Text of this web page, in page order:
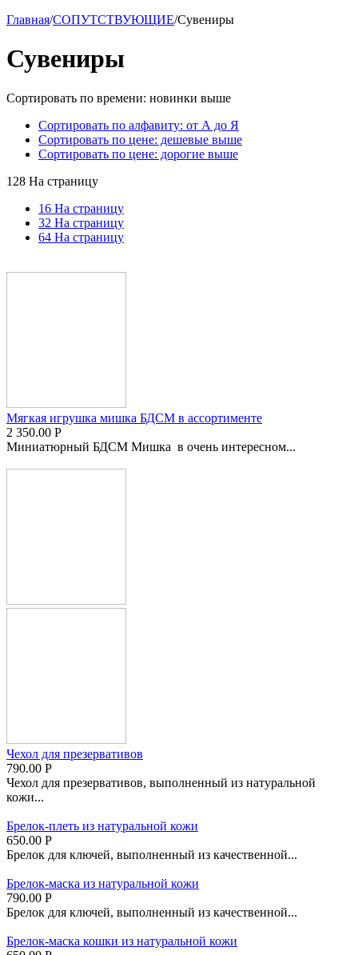
Главная/СОПУТСТВУЮЩИЕ/Сувениры
Сувениры
Сортировать по времени: новинки выше
Сортировать по алфавиту: от А до Я
Сортировать по цене: дешевые выше
Сортировать по цене: дорогие выше
128 На страницу
16 На страницу
32 На страницу
64 На страницу
Мягкая игрушка мишка БДСМ в ассортименте
2 350.00 Р
Миниатюрный БДСМ Мишка в очень интересном...
Чехол для презервативов
790.00 Р
Чехол для презервативов, выполненный из натуральной
кожи...
Брелок-плеть из натуральной кожи
650.00 Р
Брелок для ключей, выполненный из качественной...
Брелок-маска из натуральной кожи
790.00 Р
Брелок для ключей, выполненный из качественной...
Брелок-маска кошки из натуральной кожи